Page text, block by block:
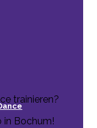
trainieren?
in Bochum!